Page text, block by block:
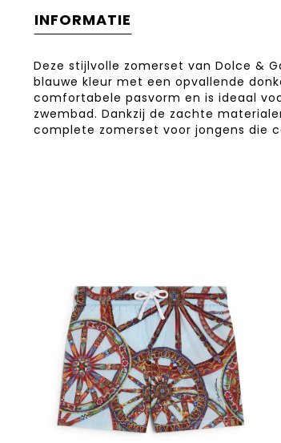
INFORMATIE
Deze stijlvolle zomerset van Dolce &
blauwe kleur met een opvallende
comfortabele pasvorm en is ideaal
zwembad. Dankzij de zachte
complete zomerset voor jongens die